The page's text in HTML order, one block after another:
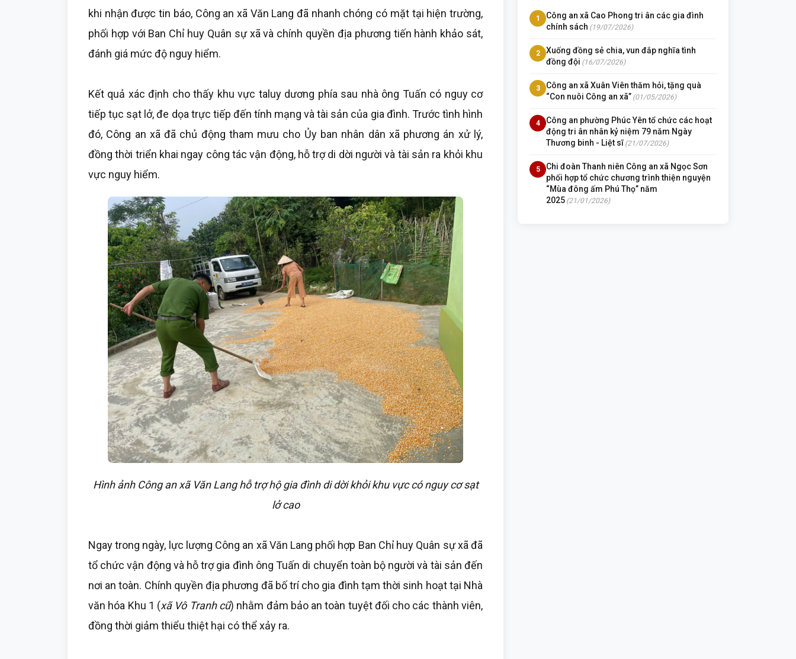
khi nhận được tin báo, Công an xã Văn Lang đã nhanh chóng có mặt tại hiện trường,
phối hợp với Ban Chỉ huy Quân sự xã và chính quyền địa phương tiến hành khảo sát,
đánh giá mức độ nguy hiểm.
Kết quả xác định cho thấy khu vực taluy dương phía sau nhà ông Tuấn có nguy cơ
tiếp tục sạt lở, đe dọa trực tiếp đến tính mạng và tài sản của gia đình. Trước tình hình
đó, Công an xã đã chủ động tham mưu cho Ủy ban nhân dân xã phương án xử lý,
đồng thời triển khai ngay công tác vận động, hỗ trợ di dời người và tài sản ra khỏi khu
vực nguy hiểm.
Hình ảnh Công an xã Văn Lang hỗ trợ hộ gia đình di dời khỏi khu vực có nguy cơ sạt
lở cao
Ngay trong ngày, lực lượng Công an xã Văn Lang phối hợp Ban Chỉ huy Quân sự xã đã
tổ chức vận động và hỗ trợ gia đình ông Tuấn di chuyển toàn bộ người và tài sản đến
nơi an toàn. Chính quyền địa phương đã bố trí cho gia đình tạm thời sinh hoạt tại Nhà
văn hóa Khu 1 (xã Vô Tranh cũ) nhằm đảm bảo an toàn tuyệt đối cho các thành viên,
đồng thời giảm thiểu thiệt hại có thể xảy ra.
1
Công an xã Cao Phong tri ân các gia đình
chính sách (19/07/2026)
2
Xuống đồng sẻ chia, vun đắp nghĩa tình
đồng đội (16/07/2026)
3
Công an xã Xuân Viên thăm hỏi, tặng quà
“Con nuôi Công an xã” (01/05/2026)
4
Công an phường Phúc Yên tổ chức các hoạt
động tri ân nhân kỷ niệm 79 năm Ngày
Thương binh - Liệt sĩ (21/07/2026)
5
Chi đoàn Thanh niên Công an xã Ngọc Sơn
phối hợp tổ chức chương trình thiện nguyện
“Mùa đông ấm Phú Thọ” năm
2025 (21/01/2026)